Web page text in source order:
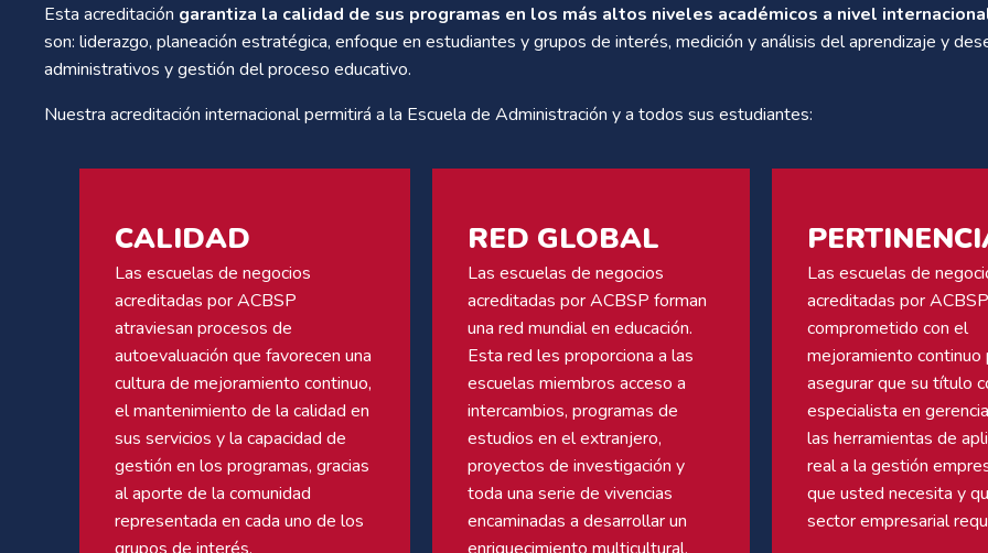
Esta acreditación garantiza la calidad de sus programas en los más altos niveles académicos a nivel
son: liderazgo, planeación estratégica, enfoque en estudiantes y grupos de interés, medición y análisis del aprendizaje y
administrativos y gestión del proceso educativo.
Nuestra acreditación internacional permitirá a la Escuela de Administración y a todos sus estudiantes:
CALIDAD
Las escuelas de negocios
acreditadas por ACBSP
atraviesan procesos de
autoevaluación que favorecen una
cultura de mejoramiento continuo,
el mantenimiento de la calidad en
sus servicios y la capacidad de
gestión en los programas, gracias
al aporte de la comunidad
representada en cada uno de los
RED GLOBAL
Las escuelas de negocios
acreditadas por ACBSP forman
una red mundial en educación.
Esta red les proporciona a las
escuelas miembros acceso a
intercambios, programas de
estudios en el extranjero,
proyectos de investigación y
toda una serie de vivencias
encaminadas a desarrollar un
Las escuelas de
acreditadas por
comprometido con el
mejoramiento continuo
asegurar que su título
especialista en
las herramientas de
real a la gestión
que usted necesita y
sector empresarial